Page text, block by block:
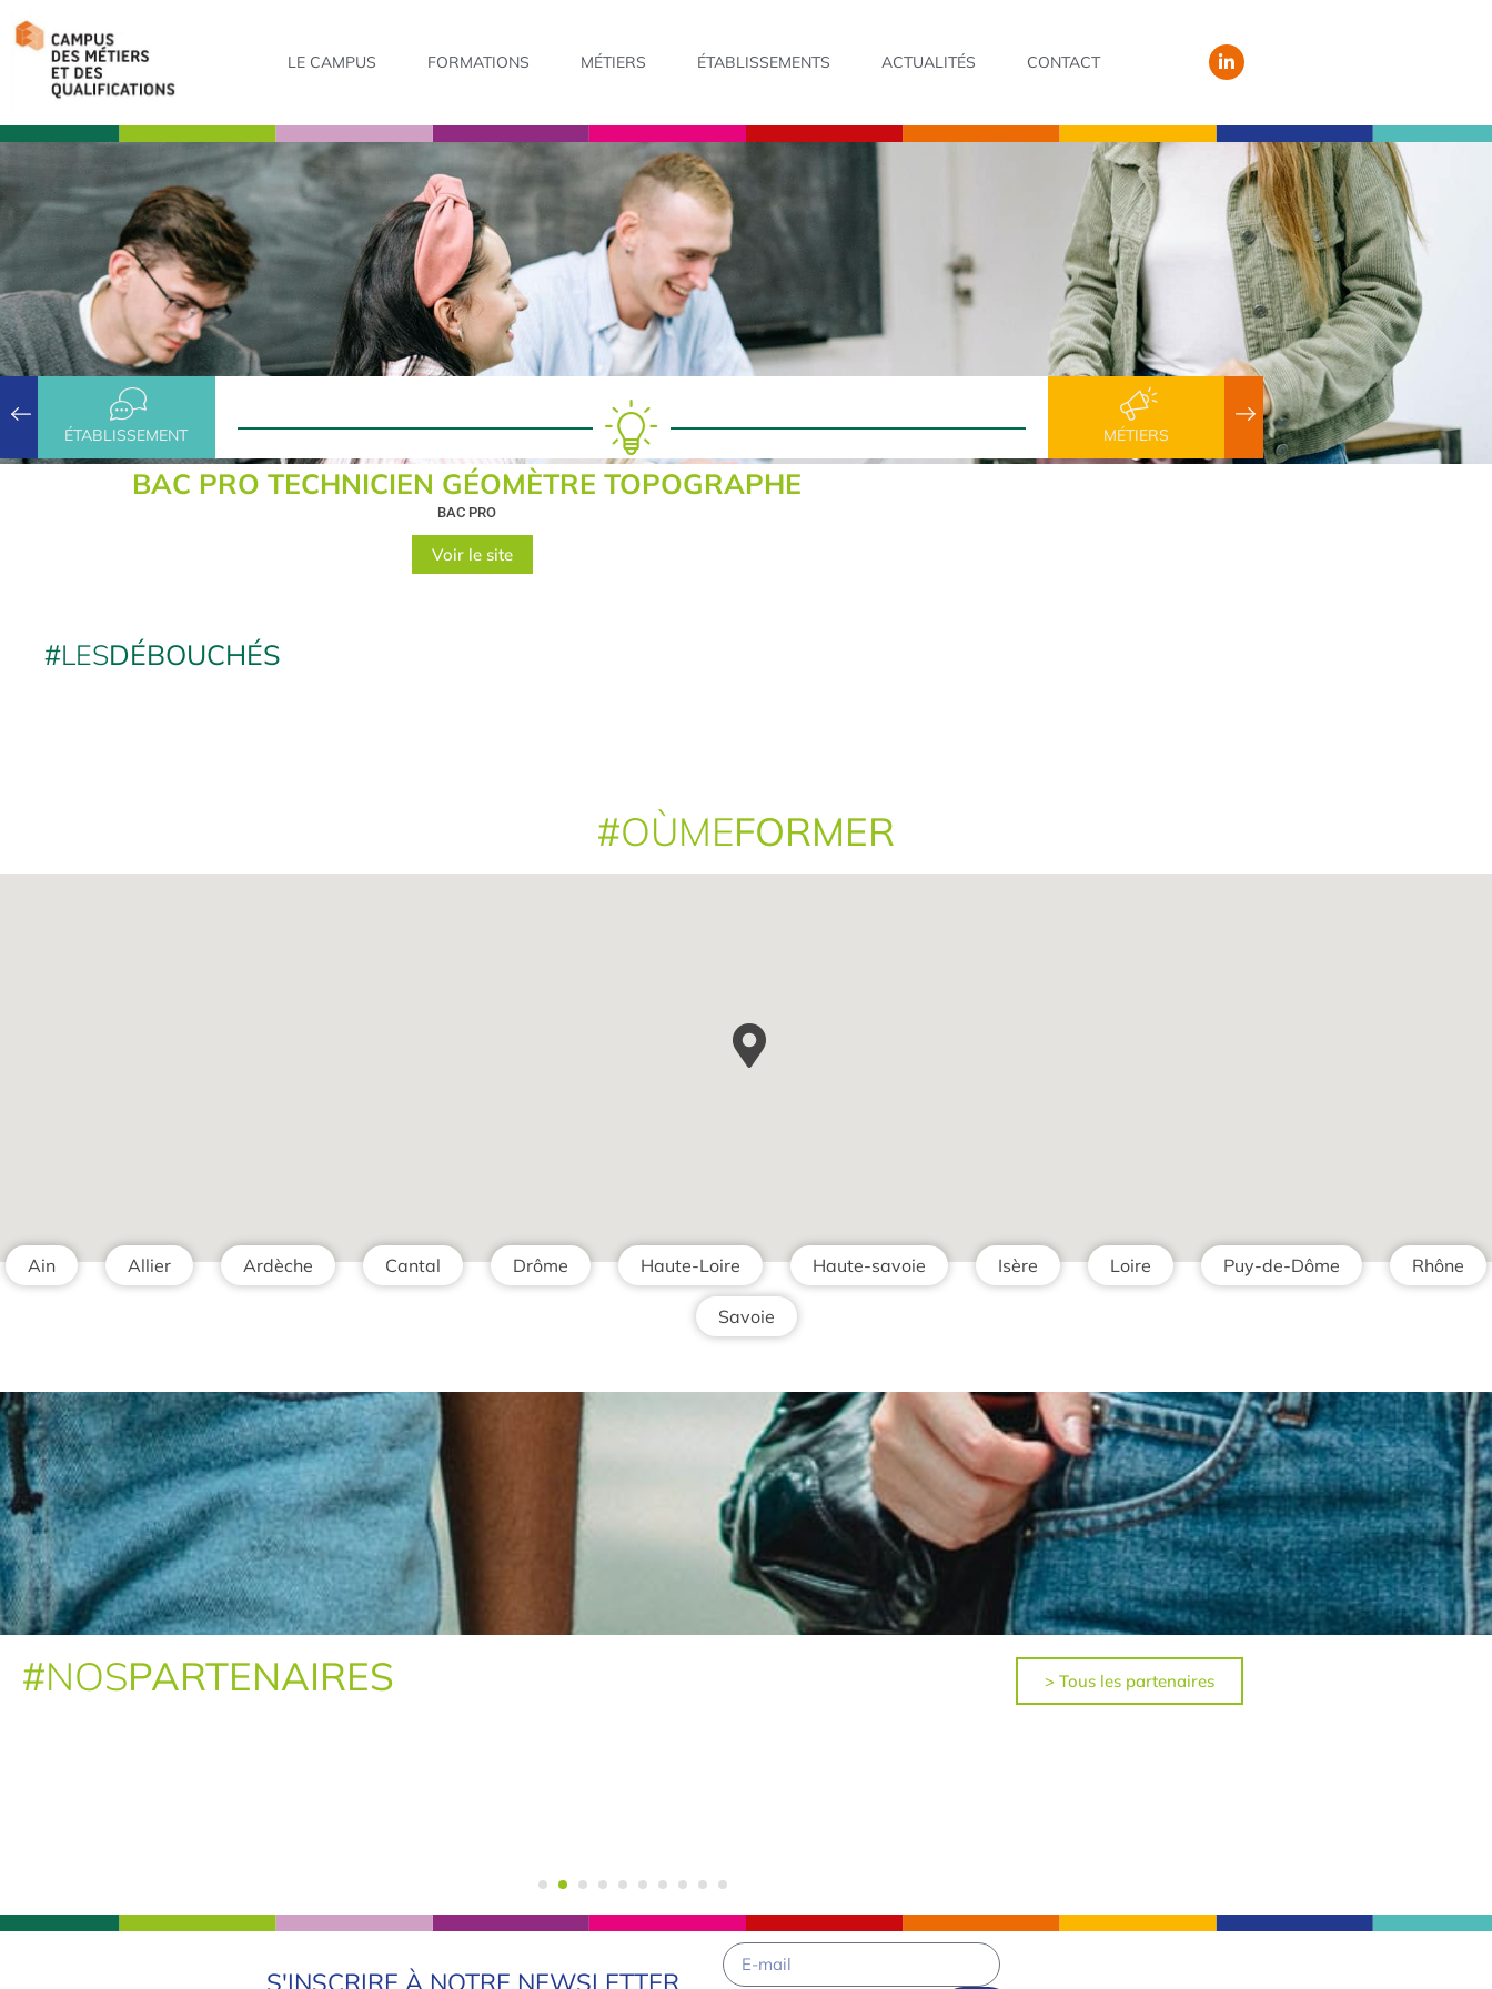
LE CAMPUS FORMATIONS MÉTIERS ÉTABLISSEMENTS ACTUALITÉS CONTACT
ÉTABLISSEMENT MÉTIERS
BAC PRO TECHNICIEN GÉOMÈTRE TOPOGRAPHE
BAC PRO
Voir le site
#LESDÉBOUCHÉS
#OÙMEFORMER
Ain Allier Ardèche Cantal Drôme Haute-Loire Haute-savoie Isère Loire Puy-de-Dôme Rhône
Savoie
#NOSPARTENAIRES > Tous les partenaires
S'INSCRIRE À NOTRE NEWSLETTER